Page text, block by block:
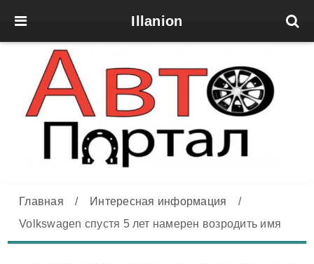
Illanion
Главная / Интересная информация
/
Volkswagen спустя 5 лет намерен возродить имя